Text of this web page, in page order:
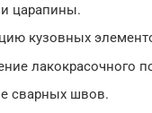
царапины.
кузовных
лакокрасочного
сварных швов.